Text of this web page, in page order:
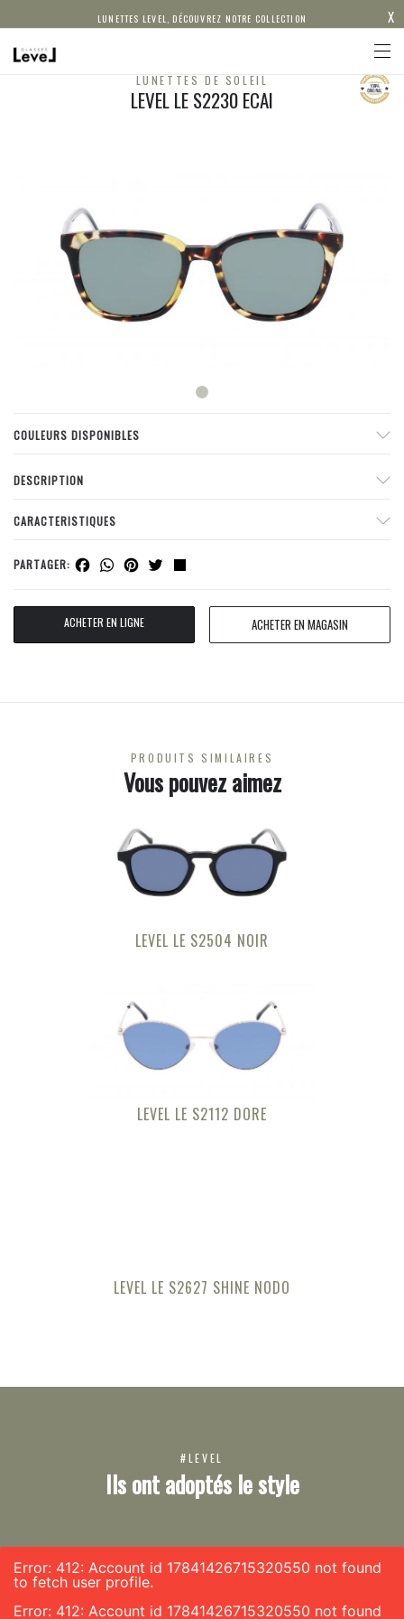
LUNETTES LEVEL, DÉCOUVREZ NOTRE COLLECTION X
LUNETTES DE SOLEIL
LEVEL LE S2230 ECAI
COULEURS DISPONIBLES
DESCRIPTION
CARACTERISTIQUES
PARTAGER: Facebook
WhatsApp
Pinterest
Twitter
ACHETER EN LIGNE ACHETER EN MAGASIN
PRODUITS SIMILAIRES
Vous pouvez aimez
LEVEL LE S2504 NOIR
LEVEL LE S2112 DORE
LEVEL LE S2627 SHINE NODO
#LEVEL
Ils ont adoptés le style
Error: 412: Account id 17841426715320550 not found
to fetch user profile.
Error: 412: Account id 17841426715320550 not found